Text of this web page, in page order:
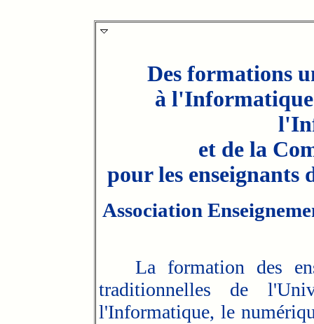
Des formations
à l'Informatique
et de la
pour les enseignants
Association
La formation des
traditionnelles de
l'Informatique, le